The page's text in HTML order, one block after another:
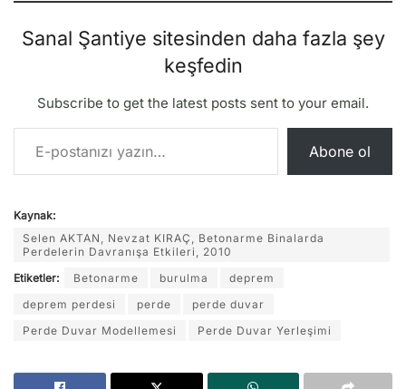
Sanal Şantiye sitesinden daha fazla şey
keşfedin
Subscribe to get the latest posts sent to your email.
E-postanızı yazın…
Abone ol
Kaynak:
Selen AKTAN, Nevzat KIRAÇ, Betonarme Binalarda
Perdelerin Davranışa Etkileri, 2010
Etiketler:
Betonarme burulma
deprem
deprem perdesi
perde
perde duvar
Perde Duvar Modellemesi
Perde Duvar Yerleşimi